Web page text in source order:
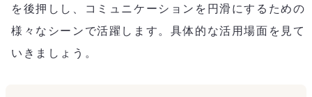
を後押しし、コミュニケーションを円滑にするための
様々なシーンで活躍します。具体的な活用場面を見て
いきましょう。